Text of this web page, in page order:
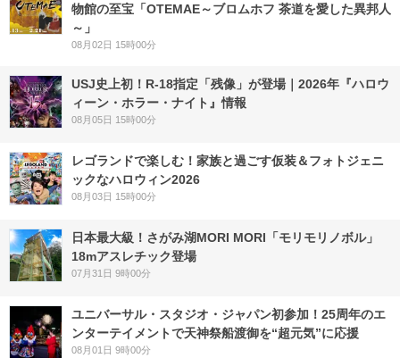
物館の至宝「OTEMAE～ブロムホフ 茶道を愛した異邦人
～」
08月02日 15時00分
USJ史上初！R-18指定「残像」が登場｜2026年『ハロウ
ィーン・ホラー・ナイト』情報
08月05日 15時00分
レゴランドで楽しむ！家族と過ごす仮装＆フォトジェニ
ックなハロウィン2026
08月03日 15時00分
日本最大級！さがみ湖MORI MORI「モリモリノボル」
18mアスレチック登場
07月31日 9時00分
ユニバーサル・スタジオ・ジャパン初参加！25周年のエ
ンターテイメントで天神祭船渡御を“超元気”に応援
08月01日 9時00分